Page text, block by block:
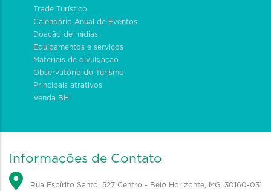
Trade Turístico
Calendário Anual de Eventos
Doação de mídias
Equipamentos e serviços
Materiais de divulgação
Observatório do Turismo
Principais atrativos
Venda BH
Informações de Contato
Rua Espírito Santo, 527 Centro - Belo Horizonte, MG, 30160-031